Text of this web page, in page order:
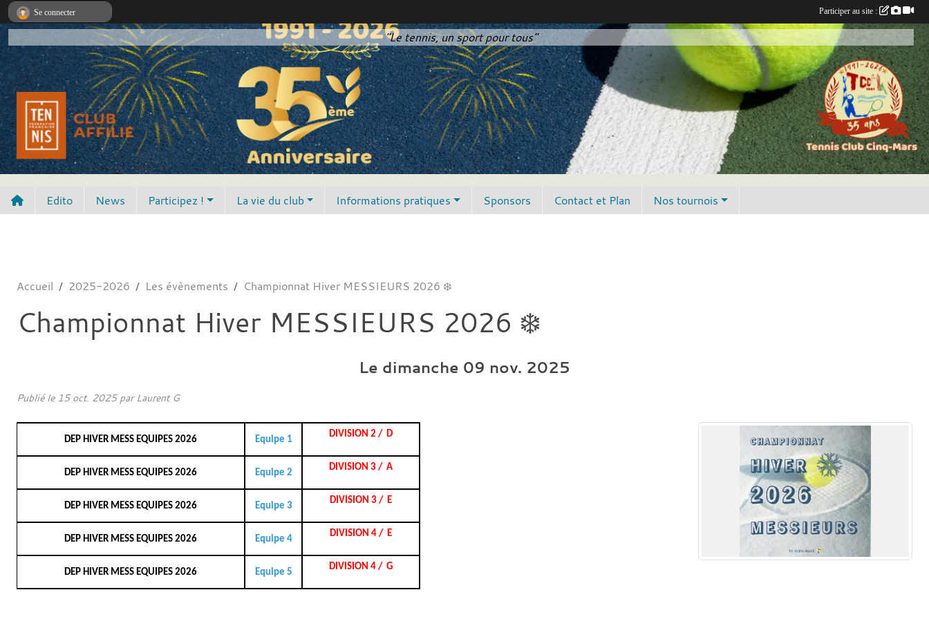
"Le tennis, un sport pour tous"
Edito News Participez ! La vie du club Informations pratiques Sponsors Contact et Plan Nos tournois
Accueil 2025-2026 Les évènements Championnat Hiver MESSIEURS 2026 ❄️
Championnat Hiver MESSIEURS 2026 ❄️
Le dimanche 09 nov. 2025
Publié le 15 oct. 2025par Laurent G
DEP HIVER MESS EQUIPES 2026 Equipe 1
DIVISION 2 / D
DEP HIVER MESS EQUIPES 2026 Equipe 2
DIVISION 3 / A
DEP HIVER MESS EQUIPES 2026 Equipe 3
DIVISION 3 / E
DEP HIVER MESS EQUIPES 2026 Equipe 4
DIVISION 4 / E
DEP HIVER MESS EQUIPES 2026 Equipe 5
DIVISION 4 / G
Se connecter Participer au site :
Panneau de gestion des cookies